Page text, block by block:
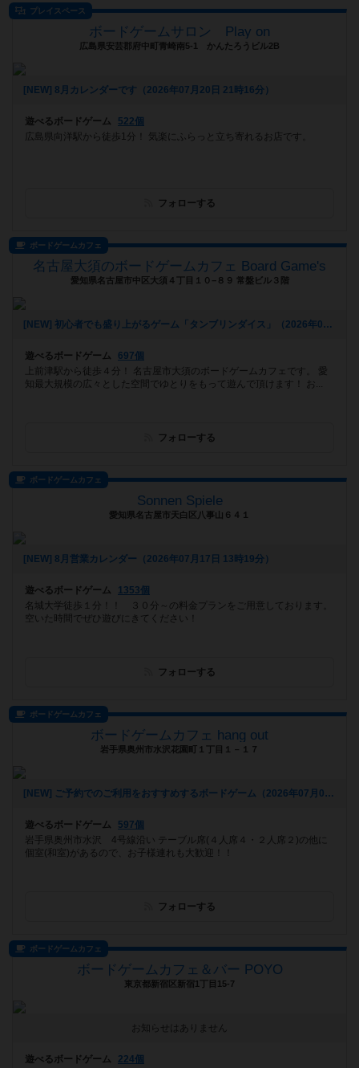
プレイスペース
ボードゲームサロン Play on
広島県安芸郡府中町青崎南5-1 かんたろうビル2B
[NEW] 8月カレンダーです（2026年07月20日 21時16分）
遊べるボードゲーム
522個
広島県向洋駅から徒歩1分！ 気楽にふらっと立ち寄れるお店です。
フォローする
ボードゲームカフェ
名古屋大須のボードゲームカフェ Board Game's
愛知県名古屋市中区大須４丁目１０−８９ 常盤ビル３階
[NEW] 初心者でも盛り上がるゲーム「タンブリンダイス」（2026年07月17日 14時05分）
遊べるボードゲーム
697個
上前津駅から徒歩４分！ 名古屋市大須のボードゲームカフェです。 愛
知最大規模の広々とした空間でゆとりをもって遊んで頂けます！ お...
フォローする
ボードゲームカフェ
Sonnen Spiele
愛知県名古屋市天白区八事山６４１
[NEW] 8月営業カレンダー（2026年07月17日 13時19分）
遊べるボードゲーム
1353個
名城大学徒歩１分！！ ３０分～の料金プランをご用意しております。
空いた時間でぜひ遊びにきてください！
フォローする
ボードゲームカフェ
ボードゲームカフェ hang out
岩手県奥州市水沢花園町１丁目１－１７
[NEW] ご予約でのご利用をおすすめするボードゲーム（2026年07月04日 11時59分）
遊べるボードゲーム
597個
岩手県奥州市水沢 4号線沿い テーブル席(４人席４・２人席２)の他に
個室(和室)があるので、お子様連れも大歓迎！！
フォローする
ボードゲームカフェ
ボードゲームカフェ＆バー POYO
東京都新宿区新宿1丁目15-7
お知らせはありません
遊べるボードゲーム
224個